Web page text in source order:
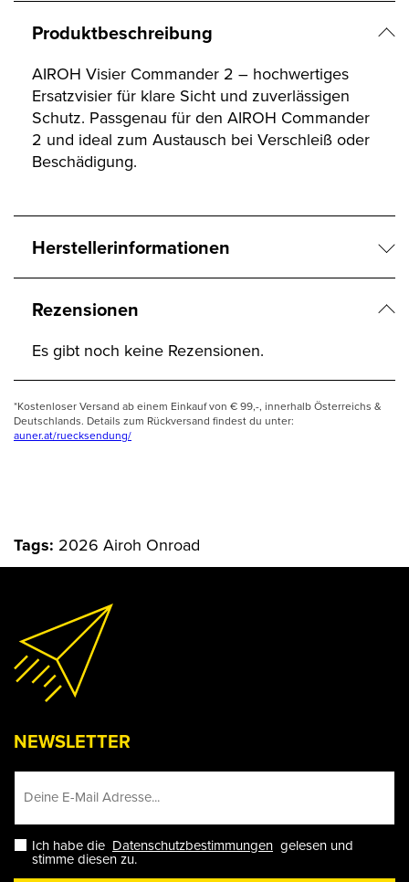
Produktbeschreibung
AIROH Visier Commander 2 – hochwertiges
Ersatzvisier für klare Sicht und zuverlässigen
Schutz. Passgenau für den AIROH Commander
2 und ideal zum Austausch bei Verschleiß oder
Beschädigung.
Herstellerinformationen
Rezensionen
Es gibt noch keine Rezensionen.
*Kostenloser Versand ab einem Einkauf von € 99,-, innerhalb Österreichs &
Deutschlands. Details zum Rückversand findest du unter:
auner.at/ruecksendung/
Tags: 2026 Airoh Onroad
NEWSLETTER
Ich habe die Datenschutzbestimmungen gelesen und
stimme diesen zu.